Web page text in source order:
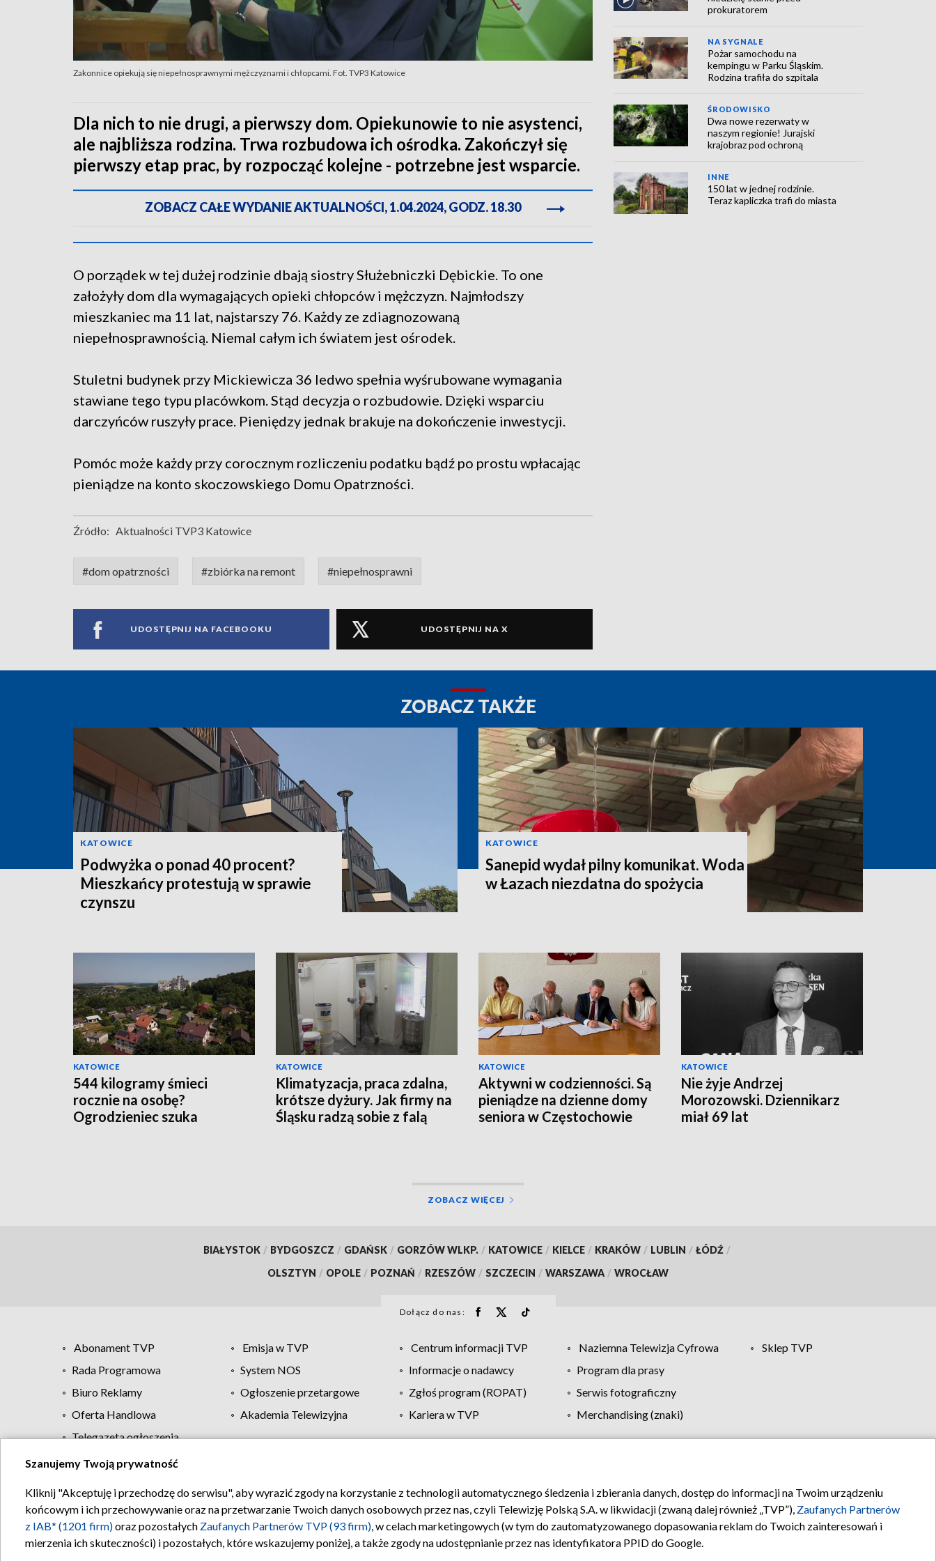
Zakonnice opiekują się niepełnosprawnymi mężczyznami i chłopcami. Fot. TVP3 Katowice
Dla nich to nie drugi, a pierwszy dom. Opiekunowie to nie asystenci,
ale najbliższa rodzina. Trwa rozbudowa ich ośrodka. Zakończył się
pierwszy etap prac, by rozpocząć kolejne - potrzebne jest wsparcie.
ZOBACZ CAŁE WYDANIE AKTUALNOŚCI, 1.04.2024, GODZ. 18.30
O porządek w tej dużej rodzinie dbają siostry Służebniczki Dębickie. To one
założyły dom dla wymagających opieki chłopców i mężczyzn. Najmłodszy
mieszkaniec ma 11 lat, najstarszy 76. Każdy ze zdiagnozowaną
niepełnosprawnością. Niemal całym ich światem jest ośrodek.
Stuletni budynek przy Mickiewicza 36 ledwo spełnia wyśrubowane wymagania
stawiane tego typu placówkom. Stąd decyzja o rozbudowie. Dzięki wsparciu
darczyńców ruszyły prace. Pieniędzy jednak brakuje na dokończenie inwestycji.
Pomóc może każdy przy corocznym rozliczeniu podatku bądź po prostu wpłacając
pieniądze na konto skoczowskiego Domu Opatrzności.
Źródło: Aktualności TVP3 Katowice
#dom opatrzności #zbiórka na remont #niepełnosprawni
UDOSTĘPNIJ NA FACEBOOKU UDOSTĘPNIJ NA X
prokuratorem
NA SYGNALE
Pożar samochodu na
kempingu w Parku Śląskim.
Rodzina trafiła do szpitala
ŚRODOWISKO
Dwa nowe rezerwaty w
naszym regionie! Jurajski
krajobraz pod ochroną
INNE
150 lat w jednej rodzinie.
Teraz kapliczka trafi do miasta
ZOBACZ TAKŻE
KATOWICE
Podwyżka o ponad 40 procent?
Mieszkańcy protestują w sprawie
czynszu
KATOWICE
Sanepid wydał pilny komunikat. Woda
w Łazach niezdatna do spożycia
KATOWICE
544 kilogramy śmieci
rocznie na osobę?
Ogrodzieniec szuka
KATOWICE
Klimatyzacja, praca zdalna,
krótsze dyżury. Jak firmy na
Śląsku radzą sobie z falą
KATOWICE
Aktywni w codzienności. Są
pieniądze na dzienne domy
seniora w Częstochowie
KATOWICE
Nie żyje Andrzej
Morozowski. Dziennikarz
miał 69 lat
ZOBACZ WIĘCEJ
BIAŁYSTOK / BYDGOSZCZ / GDAŃSK / GORZÓW WLKP. / KATOWICE / KIELCE / KRAKÓW / LUBLIN / ŁÓDŹ /
OLSZTYN / OPOLE / POZNAŃ / RZESZÓW / SZCZECIN / WARSZAWA / WROCŁAW
Dołącz do nas:
Abonament TVP Emisja w TVP Centrum informacji TVP Naziemna Telewizja Cyfrowa
Sklep TVP
Rada Programowa
System NOS Informacje o nadawcy
Program dla prasy
Biuro Reklamy
Ogłoszenie przetargowe Zgłoś program (ROPAT)
Serwis fotograficzny
Oferta Handlowa
Akademia Telewizyjna Kariera w TVP
Merchandising (znaki)
Telegazeta ogłoszenia
Regulamin TVP Polityka prywatności Moje zgody Pomoc Biuro reklamy Kontakt
Szanujemy Twoją prywatność
Kliknij "Akceptuję i przechodzę do serwisu", aby wyrazić zgody na korzystanie z technologii automatycznego śledzenia i zbierania danych, dostęp do informacji na Twoim urządzeniu
końcowym i ich przechowywanie oraz na przetwarzanie Twoich danych osobowych przez nas, czyli Telewizję Polską S.A. w likwidacji (zwaną dalej również „TVP”), Zaufanych Partnerów
z IAB* (1201 firm)oraz pozostałych Zaufanych Partnerów TVP (93 firm), w celach marketingowych (w tym do zautomatyzowanego dopasowania reklam do Twoich zainteresowań i
mierzenia ich skuteczności) i pozostałych, które wskazujemy poniżej, a także zgody na udostępnianie przez nas identyfikatora PPID do Google.